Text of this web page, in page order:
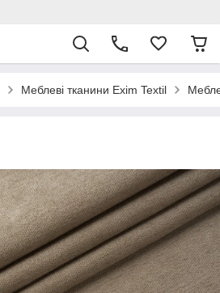
Меблеві тканини Exim Textil